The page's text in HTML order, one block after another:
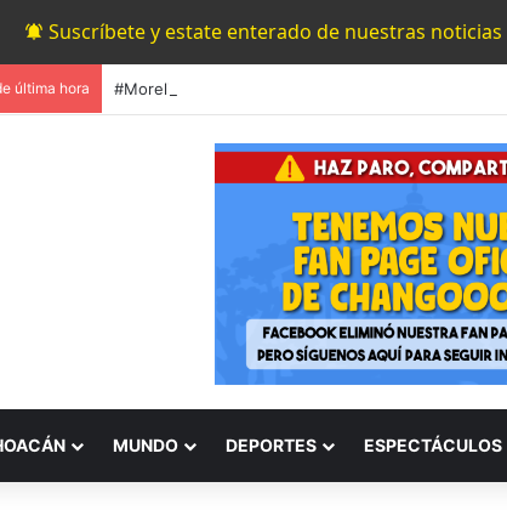
Suscríbete y estate enterado de nuestras
última hora
MUNDO DEPORTES ESPECTÁCULOS